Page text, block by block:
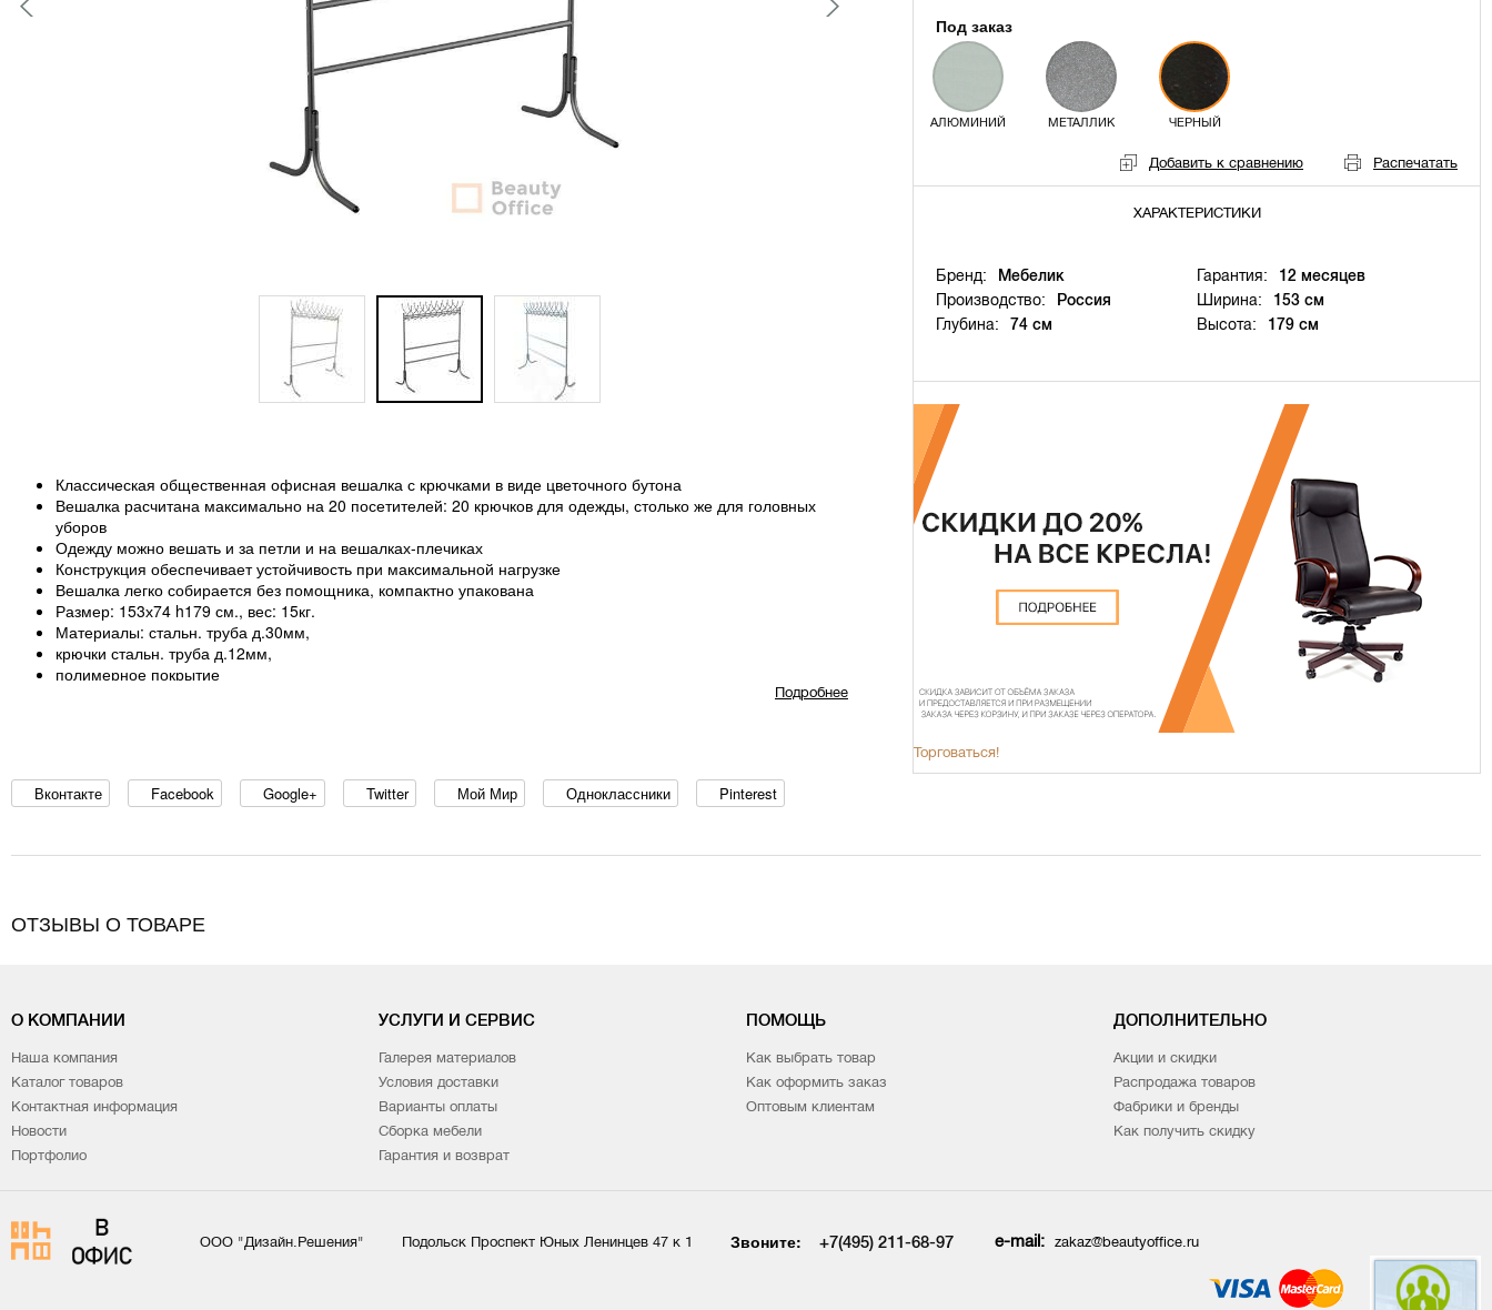
Под заказ
АЛЮМИНИЙ МЕТАЛЛИК ЧЕРНЫЙ
Добавить к сравнению Распечатать
ХАРАКТЕРИСТИКИ
Бренд: Мебелик Гарантия:
12 месяцев
Производство:
Россия Ширина:
153 см
Глубина:
74 см Высота: 179 см
Торговаться!
Классическая общественная офисная вешалка с крючками в виде цветочного бутона
Вешалка расчитана максимально на 20 посетителей: 20 крючков для одежды, столько же для головных
уборов
Одежду можно вешать и за петли и на вешалках-плечиках
Конструкция обеспечивает устойчивость при максимальной нагрузке
Вешалка легко собирается без помощника, компактно упакована
Размер: 153х74 h179 см., вес: 15кг.
Материалы: стальн. труба д.30мм,
крючки стальн. труба д.12мм,
полимерное покрытие
Подробнее
Вконтакте Facebook Google+ Twitter Мой Мир Одноклассники Pinterest
ОТЗЫВЫ О ТОВАРЕ
О КОМПАНИИ
Наша компания
Каталог товаров
Контактная информация
Новости
Портфолио
УСЛУГИ И СЕРВИС
Галерея материалов
Условия доставки
Варианты оплаты
Сборка мебели
Гарантия и возврат
ПОМОЩЬ
Как выбрать товар
Как оформить заказ
Оптовым клиентам
ДОПОЛНИТЕЛЬНО
Акции и скидки
Распродажа товаров
Фабрики и бренды
Как получить скидку
ООО "Дизайн.Решения" Подольск Проспект Юных Ленинцев 47 к 1 Звоните: +7(495) 211-68-97 e-mail: zakaz@beautyoffice.ru